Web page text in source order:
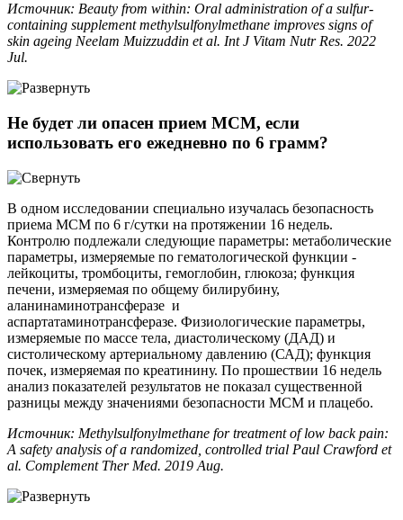
Источник: Beauty from within: Oral administration of a sulfur-
containing supplement methylsulfonylmethane improves signs of
skin ageing Neelam Muizzuddin et al. Int J Vitam Nutr Res. 2022
Jul.
Не будет ли опасен прием МСМ, если
использовать его ежедневно по 6 грамм?
В одном исследовании специально изучалась безопасность
приема МСМ по 6 г/сутки на протяжении 16 недель.
Контролю подлежали следующие параметры: метаболические
параметры, измеряемые по гематологической функции -
лейкоциты, тромбоциты, гемоглобин, глюкоза; функция
печени, измеряемая по общему билирубину,
аланинаминотрансферазе и
аспартатаминотрансферазе. Физиологические параметры,
измеряемые по массе тела, диастолическому (ДАД) и
систолическому артериальному давлению (САД); функция
почек, измеряемая по креатинину. По прошествии 16 недель
анализ показателей результатов не показал существенной
разницы между значениями безопасности МСМ и плацебо.
Источник: Methylsulfonylmethane for treatment of low back pain:
A safety analysis of a randomized, controlled trial Paul Crawford et
al. Complement Ther Med. 2019 Aug.